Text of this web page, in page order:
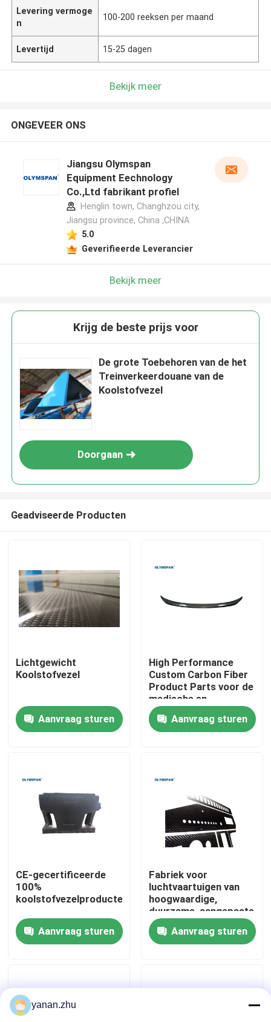
Thuis
Producten
Over ons
Fabriekstocht
Neem contact met ons op
Nieuws
AAC-Autoclaaf
Levering vermoge
n
100-200 reeksen per maand
Levertijd 15-25 dagen
Bekijk meer
ONGEVEER ONS
Jiangsu Olymspan
Equipment Eechnology
Co.,Ltd fabrikant profiel
Henglin town, Changhzou city,
Jiangsu province, China ,CHINA
5.0
Geverifieerde Leverancier
Bekijk meer
Krijg de beste prijs voor
De grote Toebehoren van de het
Treinverkeerdouane van de
Koolstofvezel
Doorgaan
Geadviseerde Producten
Lichtgewicht
Koolstofvezel
Aanvraag sturen
High Performance
Custom Carbon Fiber
Product Parts voor de
medische en
automotive industrie
Aanvraag sturen
CE-gecertificeerde
100%
koolstofvezelproducten
Aanvraag sturen
Fabriek voor
luchtvaartuigen van
hoogwaardige,
duurzame, aangepaste
koolstofvezels
Aanvraag sturen
yanan.zhu